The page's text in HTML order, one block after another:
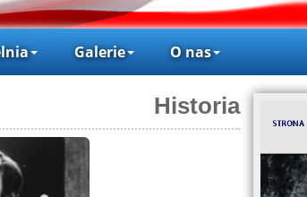
Galerie O nas
Historia